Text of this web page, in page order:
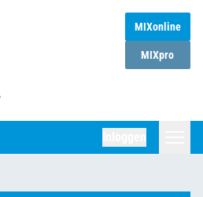
MIXonline
MIXpro